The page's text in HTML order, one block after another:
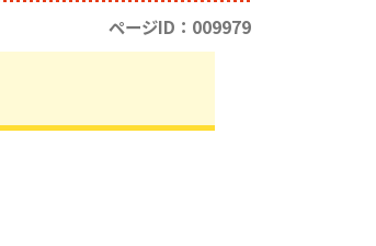
ページID：009979